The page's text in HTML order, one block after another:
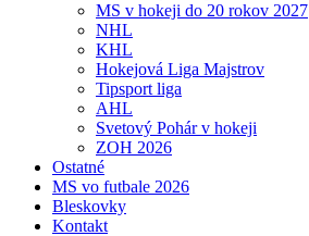
MS v hokeji do 20 rokov 2027
NHL
KHL
Hokejová Liga Majstrov
Tipsport liga
AHL
Svetový Pohár v hokeji
ZOH 2026
Ostatné
MS vo futbale 2026
Bleskovky
Kontakt